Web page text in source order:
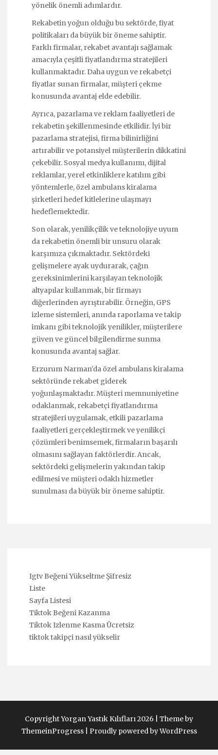
yönelik önemli adımlardır.
Rekabetin yoğun olduğu bu sektörde, fiyat
politikaları da büyük bir öneme sahiptir.
Farklı firmalar, rekabet avantajı sağlamak
amacıyla çeşitli fiyatlandırma stratejileri
kullanmaktadır. Daha uygun ve rekabetçi
fiyatlar sunan firmalar, müşteri çekme
konusunda avantaj elde edebilir.
Ayrıca, pazarlama ve reklam faaliyetleri de
rekabetin şekillenmesinde etkilidir. İyi bir
pazarlama stratejisi, firma bilinirliğini
artırabilir ve potansiyel müşterilerin dikkatini
çekebilir. Sosyal medya kullanımı, dijital
reklamlar, yerel etkinliklere katılım gibi
yöntemlerle, özel ambulans kiralama
şirketleri hedef kitlelerine ulaşmayı
hedeflemektedir.
Son olarak, yenilikçilik ve teknolojiye uyum
da rekabetin önemli bir unsuru olarak
karşımıza çıkmaktadır. Sektördeki
gelişmelere ayak uydurarak, çağın
gereksinimlerini karşılayan teknolojik
altyapılar kullanmak, bir firmayı
diğerlerinden ayrıştırabilir. Örneğin, GPS
izleme sistemleri, anında raporlama ve takip
imkanı gibi teknolojik yenilikler, müşterilere
güven ve güncel bilgilendirme sunma
konusunda avantaj sağlar.
Erzurum Narman'da özel ambulans kiralama
sektöründe rekabet giderek
yoğunlaşmaktadır. Müşteri memnuniyetine
odaklanmak, rekabetçi fiyatlandırma
stratejileri uygulamak, etkili pazarlama
faaliyetleri gerçekleştirmek ve yenilikçi
çözümleri benimsemek, firmaların başarılı
olmasını sağlayan faktörlerdir. Ancak,
sektördeki gelişmelerin yakından takip
edilmesi ve müşteri odaklı hizmetler
sunulması da büyük bir öneme sahiptir.
Igtv Beğeni Yükseltme Şifresiz
Liste
Sayfa Listesi
Tiktok Beğeni Kazanma
Tiktok Izlenme Kasma Ücretsiz
tiktok takipçi nasıl yükselir
Copyright Yorgan Yastık Kılıfları 2026 | Theme by
ThemeinProgress| Proudly powered by WordPress